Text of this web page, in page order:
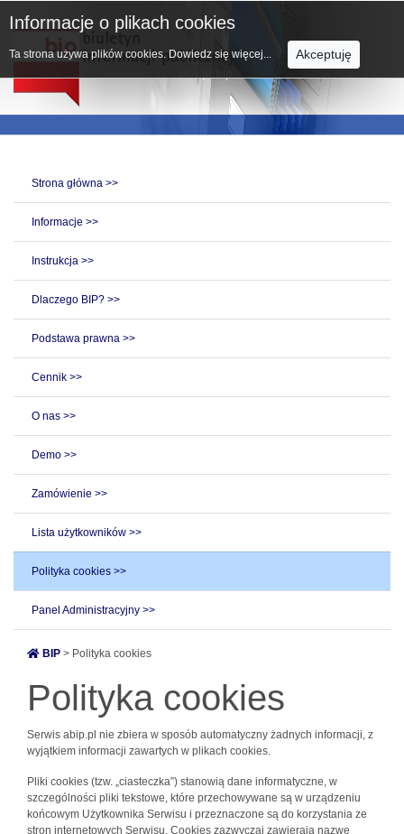
Strona główna >>
Informacje >>
Instrukcja >>
Dlaczego BIP? >>
Podstawa prawna >>
Cennik >>
O nas >>
Demo >>
Zamówienie >>
Lista użytkowników >>
Polityka cookies >>
Panel Administracyjny >>
BIP > Polityka cookies
Polityka cookies
Serwis abip.pl nie zbiera w sposób automatyczny żadnych informacji, z
wyjątkiem informacji zawartych w plikach cookies.
Pliki cookies (tzw. „ciasteczka”) stanowią dane informatyczne, w
szczególności pliki tekstowe, które przechowywane są w urządzeniu
końcowym Użytkownika Serwisu i przeznaczone są do korzystania ze
stron internetowych Serwisu. Cookies zazwyczaj zawierają nazwę
Informacje o plikach cookies
Ta strona używa plików cookies. Dowiedz się więcej... Akceptuję